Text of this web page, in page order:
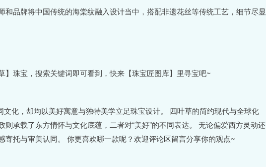
和品牌将中国传统的海棠纹融入设计当中，搭配非遗花丝等传统工艺，细节尽显
】珠宝，搜索关键词即可看到，快来【珠宝匠图库】里寻宝吧~
化，却均以美好寓意与独特美学立足珠宝设计。 四叶草的简约现代与全球化
则承载了东方情怀与文化底蕴，二者对“美好”的不同表达。 无论偏爱西方灵动还
寄托与审美认同。 你更喜欢哪一款呢？欢迎评论区留言分享你的观点~